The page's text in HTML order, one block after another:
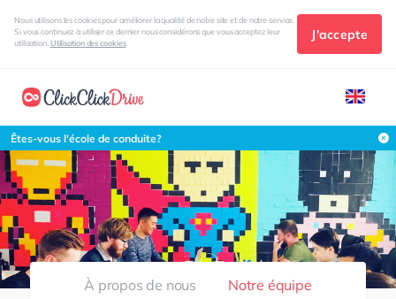
Nous utilisons les cookies pour améliorer la qualité de notre site et de notre service.
Si vous continuez à utiliser ce dernier nous considérons que vous acceptez leur
utilisation. Utilisation des cookies
J'accepte
Êtes-vous l'école de conduite?
À propos de nous Notre équipe